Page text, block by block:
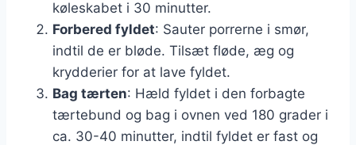
køleskabet i 30 minutter.
Forbered fyldet: Sauter porrerne i smør,
indtil de er bløde. Tilsæt fløde, æg og
krydderier for at lave fyldet.
Bag tærten: Hæld fyldet i den forbagte
tærtebund og bag i ovnen ved 180 grader i
ca. 30-40 minutter, indtil fyldet er fast og